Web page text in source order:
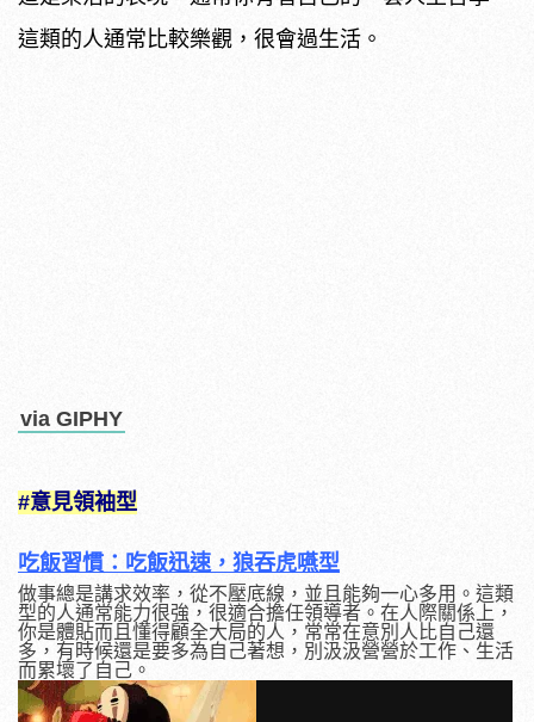
這類的人通常比較樂觀，很會過生活。
via GIPHY
#意見領袖型
吃飯習慣：吃飯迅速，狼吞虎嚥型
做事總是講求效率，從不壓底線，並且能夠一心多用。這類
型的人通常能力很強，很適合擔任領導者。在人際關係上，
你是體貼而且懂得顧全大局的人，常常在意別人比自己還
多，有時候還是要多為自己著想，別汲汲營營於工作、生活
而累壞了自己。